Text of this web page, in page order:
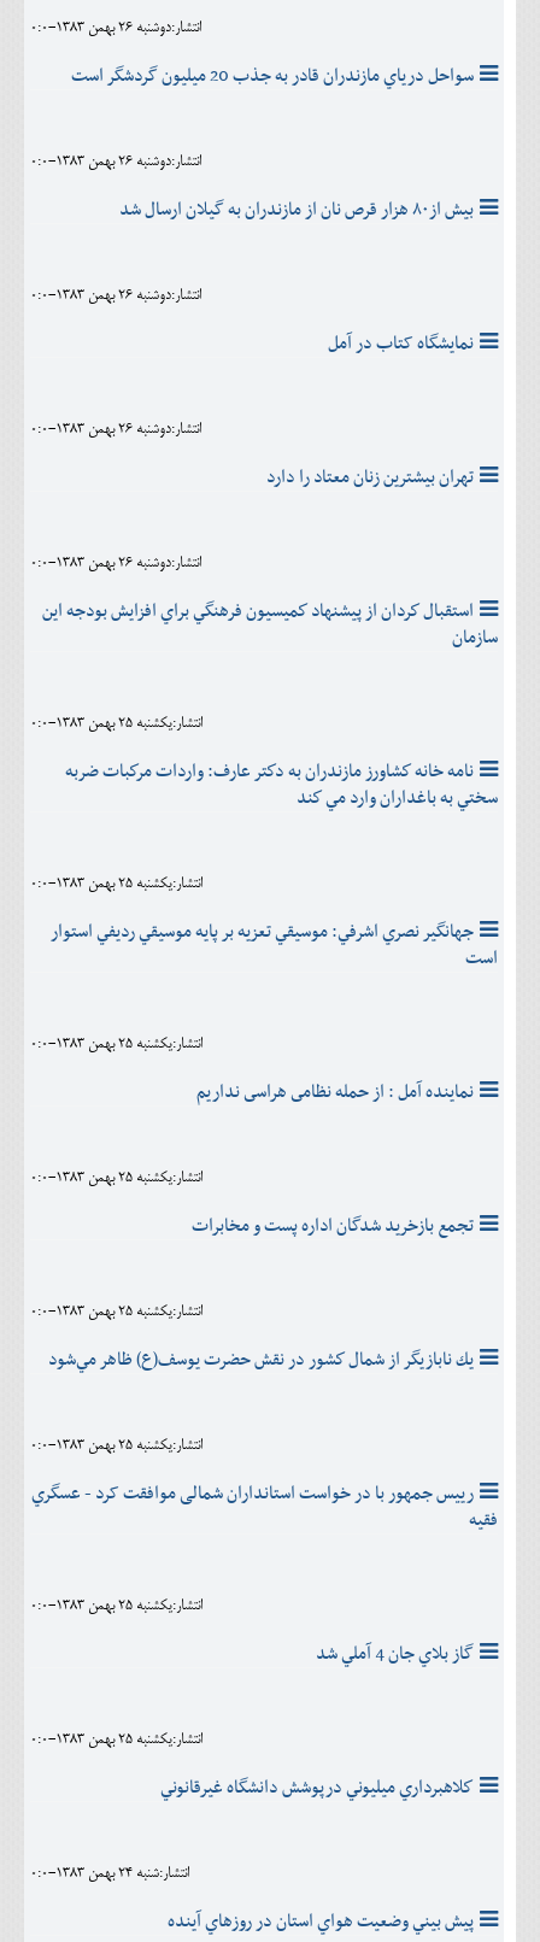
انتشار:دوشنبه 26 بهمن 1383-0:0
سواحل درياي مازندران قادر به جذب 20 ميليون گردشگر است
انتشار:دوشنبه 26 بهمن 1383-0:0
بيش از۸۰ هزار قرص نان از مازندران به گيلان ارسال شد
انتشار:دوشنبه 26 بهمن 1383-0:0
نمايشگاه کتاب در آمل
انتشار:دوشنبه 26 بهمن 1383-0:0
تهران‌ بيشترين‌ زنان‌ معتاد را دارد
انتشار:دوشنبه 26 بهمن 1383-0:0
استقبال كردان از پيشنهاد كميسيون فرهنگي براي افزايش بودجه اين
سازمان
انتشار:يکشنبه 25 بهمن 1383-0:0
نامه خانه كشاورز مازندران به دكتر عارف: واردات مركبات ضربه
سختي به باغداران وارد مي كند
انتشار:يکشنبه 25 بهمن 1383-0:0
جهانگير نصري اشرفي: موسيقي تعزيه بر پايه موسيقي رديفي استوار
است
انتشار:يکشنبه 25 بهمن 1383-0:0
نماينده آمل : از حمله نظامى هراسى نداريم
انتشار:يکشنبه 25 بهمن 1383-0:0
تجمع بازخريد شدگان اداره پست و مخابرات
انتشار:يکشنبه 25 بهمن 1383-0:0
يك نابازيگر از شمال كشور در نقش حضرت يوسف(ع) ظاهر مي‌شود
انتشار:يکشنبه 25 بهمن 1383-0:0
رییس جمهور با در خواست استانداران شمالی موافقت کرد - عسگري
فقيه
انتشار:يکشنبه 25 بهمن 1383-0:0
گاز بلاي جان 4 آملي شد
انتشار:يکشنبه 25 بهمن 1383-0:0
كلاهبرداري ميليوني درپوشش دانشگاه غيرقانوني
انتشار:شنبه 24 بهمن 1383-0:0
پيش بيني وضعيت هواي استان در روزهاي آينده